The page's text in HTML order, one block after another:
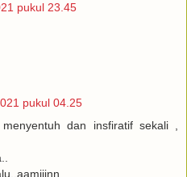
pukul 23.45
pukul 04.25
dan insfiratif sekali ,